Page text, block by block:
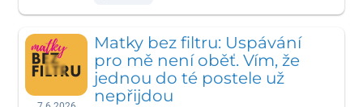
Matky bez filtru: Uspávání
pro mě není oběť. Vím, že
jednou do té postele už
nepřijdou